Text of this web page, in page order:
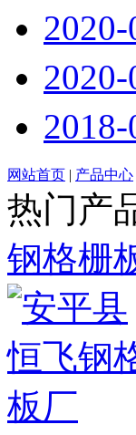
网站首页 | 产品中心
热门产
钢格栅